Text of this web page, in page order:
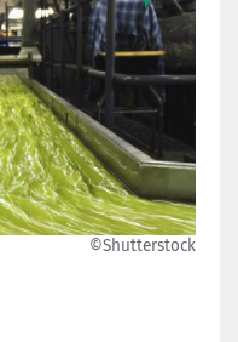
©Shutterstock